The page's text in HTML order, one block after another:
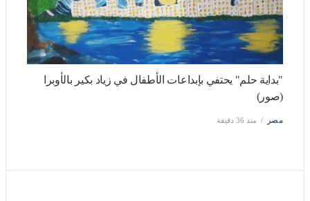
"بداية حلم" يحتفي بإبداعات الأطفال في زياد بكير بالأوبرا
(صور)
مصر منذ 36 دقيقة